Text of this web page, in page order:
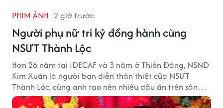
PHIM ẢNH 2 giờ trước
Người phụ nữ tri kỷ đồng hành cùng
NSƯT Thành Lộc
Hơn 26 năm tại IDECAF và 3 năm ở Thiên Đăng, NSND
Kim Xuân là người bạn diễn thân thiết của NSƯT
Thành Lộc, cùng anh tạo nên nhiều dấu ấn trên sân
khấu.